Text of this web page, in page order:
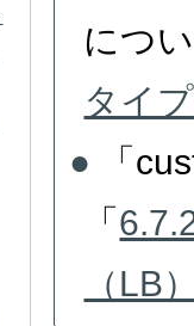
につ
タイ
「
「
（LB